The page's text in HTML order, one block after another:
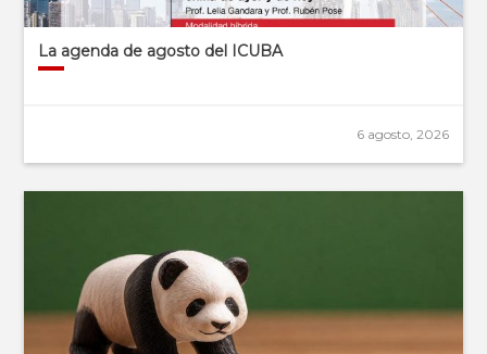
La agenda de agosto del ICUBA
6 agosto, 2026